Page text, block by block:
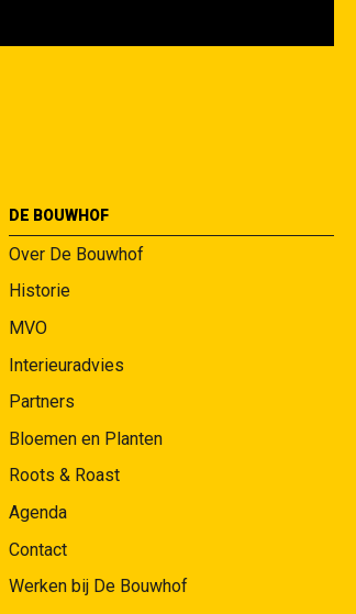
DE BOUWHOF
Over De Bouwhof
Historie
MVO
Interieuradvies
Partners
Bloemen en Planten
Roots & Roast
Agenda
Contact
Werken bij De Bouwhof